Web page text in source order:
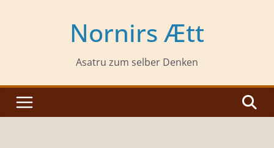
Nornirs Ætt
Asatru zum selber Denken